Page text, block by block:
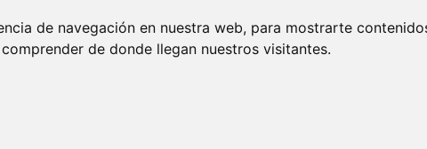
de navegación en nuestra web, para mostrarte
de donde llegan nuestros visitantes.